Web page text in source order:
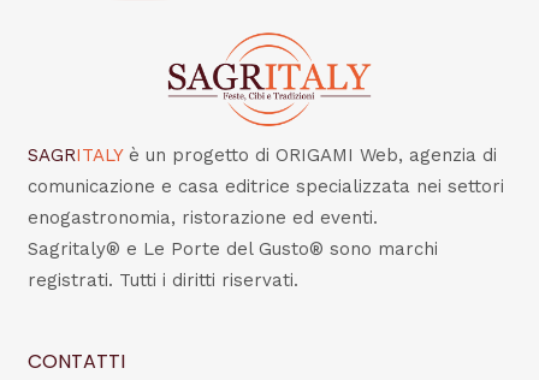
SAGRITALY è un progetto di ORIGAMI Web, agenzia di
comunicazione e casa editrice specializzata nei settori
enogastronomia, ristorazione ed eventi.
Sagritaly® e Le Porte del Gusto® sono marchi
registrati. Tutti i diritti riservati.
CONTATTI